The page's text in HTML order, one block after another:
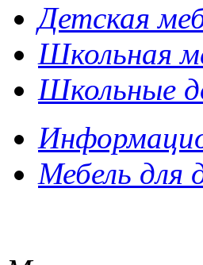
Детская
Школьная
Школьные
Мебель для